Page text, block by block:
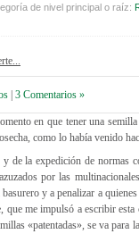
de nivel principal o raíz:
| 3 Comentarios »
en que tener una
como lo había venido
de la expedición de normas
por las
y a penalizar a
me impulsó a escribir
«patentadas», se va para